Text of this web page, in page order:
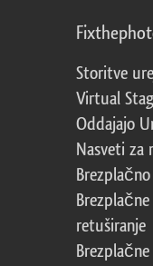
Storitve
Virtual
Oddajajo
Nasveti za
retuširanje